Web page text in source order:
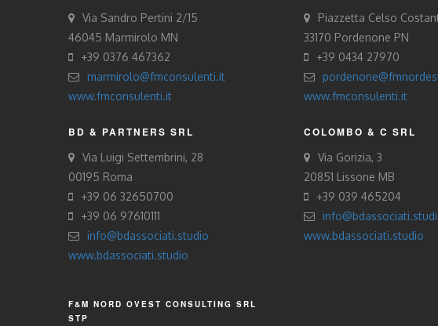
Via Sandro Pertini 2/15
46045 Marmirolo MN
+39 0376 467362
marmirolo@fmconsulenti.it
www.fmconsulenti.it
BD & PARTNERS SRL
Via Luigi Settembrini, 28
00195 Roma
+39 06 32650700
+39 06 97610111
info@bdassociati.studio
www.bdassociati.studio
F&M NORD OVEST CONSULTING SRL
STP
Piazzetta Celso
33170 Pordenone PN
+39 0434 27970
www.fmconsulenti.it
COLOMBO & C SRL
Via Gorizia, 3
20851 Lissone MB
+39 039 465204
www.bdassociati.studio